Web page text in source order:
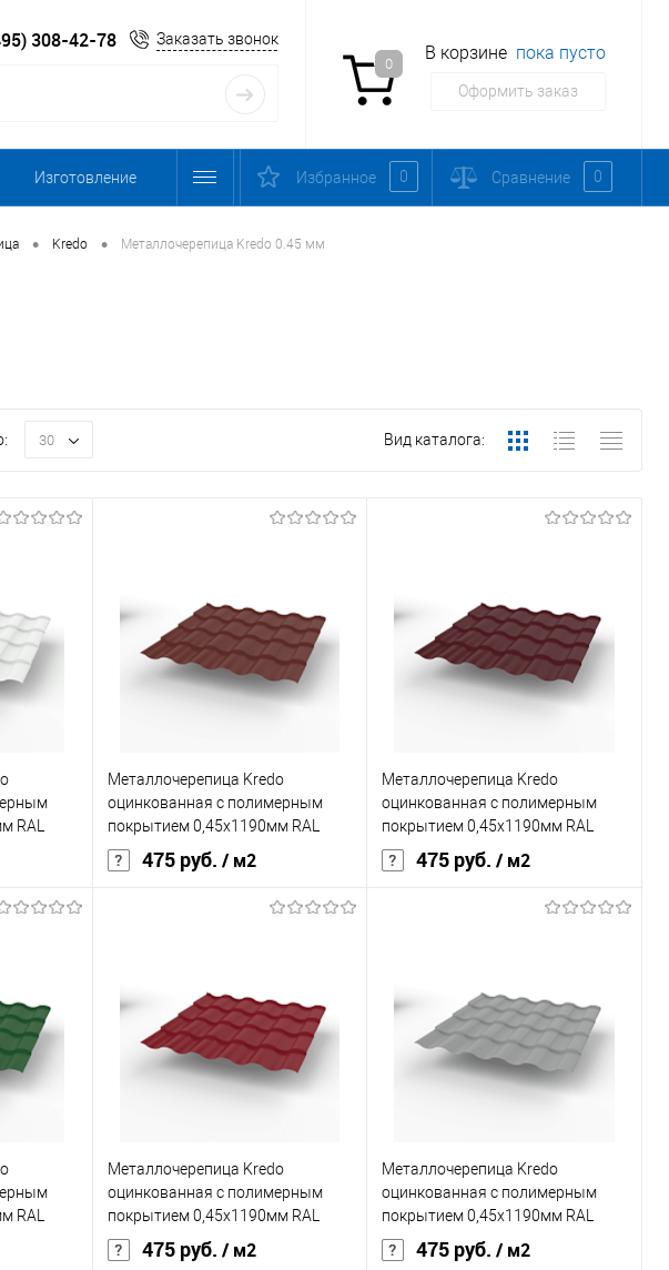
308-42-78 Заказать звонок
0
В корзине пока пусто
Оформить заказ
Изготовление Избранное 0 Сравнение 0
• Kredo • Металлочерепица Kredo 0.45 мм
30 Вид каталога:
RAL
0,45
белый
заказ
Металлочерепица Kredo
оцинкованная с полимерным
покрытием 0,45х1190мм RAL
3009 475 руб. / м2
Толщина, мм 0,45
Цвет человеческий красный
Купить в 1 клик
Сравнение
В избранное
Под заказ
Металлочерепица Kredo
оцинкованная с полимерным
покрытием 0,45х1190мм RAL
3005 475 руб./ м2
Толщина, мм 0,45
Цвет человеческий красный
Купить в 1 клик
Сравнение
В избранное
Под заказ
RAL
Металлочерепица Kredo
оцинкованная с полимерным
покрытием 0,45х1190мм RAL
3003 475 руб. / м2
Металлочерепица Kredo
оцинкованная с полимерным
покрытием 0,45х1190мм RAL
9006 475 руб./ м2